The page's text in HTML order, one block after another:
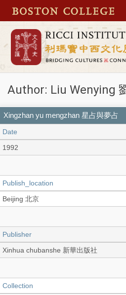
Author: Liu Wenying
Xingzhan yu mengzhan 星占與夢占
Date
1992
Publish_location
Beijing 北京
Publisher
Xinhua chubanshe 新華出版社
Collection